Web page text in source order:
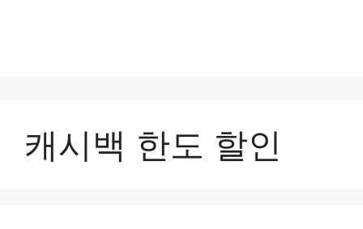
캐시백 한도 할인